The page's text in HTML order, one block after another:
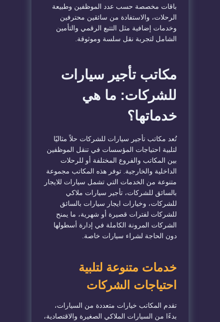
باقات مخصصة حسب عدد الموظفين وطبيعة
الرحلات، والاستفادة من سائقين محترفين
وخدمات إضافية مثل التتبع الرقمي والتأمين
الشامل لتجربة نقل سلسة وموثوقة.
مكاتب تأجير سيارات
للشركات: ما هي
خدماتها؟
تُعد مكاتب تأجير سيارات للشركات حلاً مثاليًا
لتلبية احتياجات المؤسسات في تنقل الموظفين
بين المكاتب والفروع المختلفة أو للرحلات
الداخلية والخارجية. توفر هذه المكاتب مجموعة
متنوعة من الخدمات التي تشمل سيارات للايجار
بالسائق للشركات، تأجير سيارات ملاكي
للشركات، وخيارات ايجار سيارات بالسائق
للشركات لفترات قصيرة أو شهرية، ما يمنح
الشركات المرونة الكاملة في إدارة أسطولها
دون الحاجة لشراء سيارات خاصة.
خدمات متنوعة لتلبية
احتياجات الشركات
تقدم المكاتب خيارات متعددة من السيارات،
بدءًا من السيارات الملاكي الصغيرة والاقتصادية،